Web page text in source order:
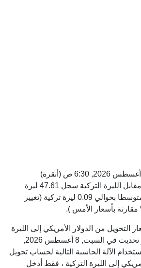
(أنقرة)
سعر الدولار الأمريكي مقابل الليرة التركية سجل 47.61 ليرة
تركية و شهد انخفاضا متوسطا بحوالي 0.09 ليرة تركية (تغيير
من الدولار الأمريكي إلى الليرة
التركية اعتبارًا من آخر تحديث في السبت, 8 أغسطس 2026,
الآلة الحاسبة التالية لحساب تحويل
إلى الليرة التركية ، فقط أدخل